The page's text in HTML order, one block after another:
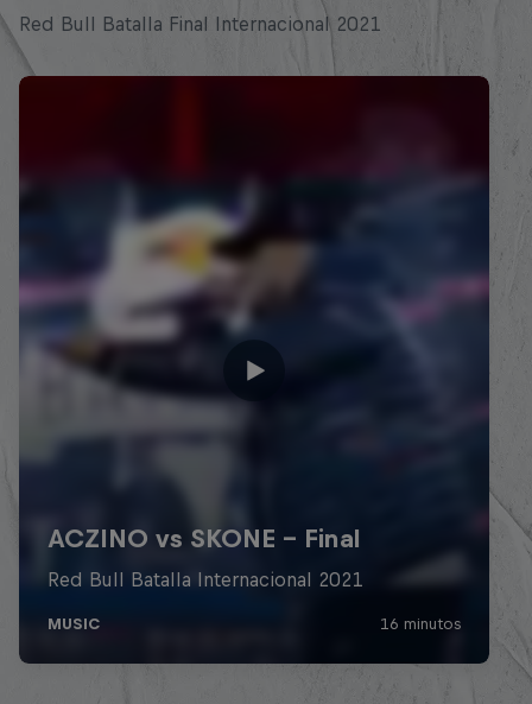
Red Bull Batalla Final Internacional 2021